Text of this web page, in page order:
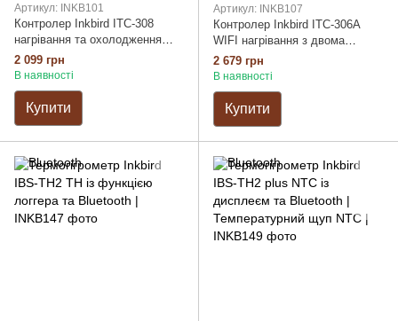
Артикул: INKB101
Контролер Inkbird ITC-308
нагрівання та охолодження
терморегулятор цифровий
термостат 10А 2 розетки |
2 099 грн
В наявності
Купити
Артикул: INKB107
Контролер Inkbird ITC-306A
WIFI нагрівання з двома
щупами для акваріуму із Wi-Fi
| 2 аква температурних щупи
2 679 грн
В наявності
Купити